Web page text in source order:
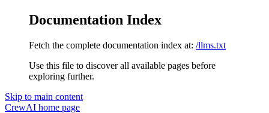
Documentation Index
Fetch the complete documentation index at: /llms.txt
Use this file to discover all available pages before
exploring further.
Skip to main content
CrewAI home page